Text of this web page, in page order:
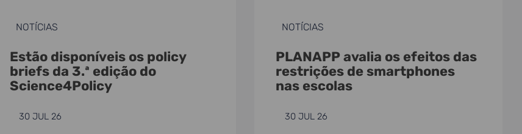
NOTÍCIAS
Estão disponíveis os policy
briefs da 3.ª edição do
Science4Policy
30 JUL 26
NOTÍCIAS
PLANAPP avalia os efeitos das
restrições de smartphones
nas escolas
30 JUL 26